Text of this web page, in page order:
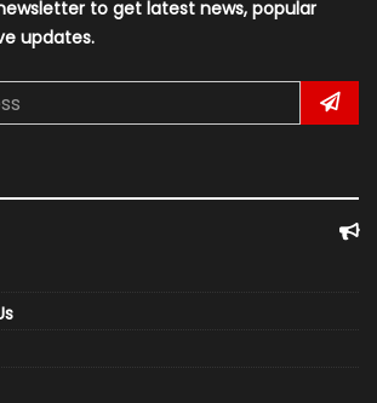
to get latest news, popular
updates.